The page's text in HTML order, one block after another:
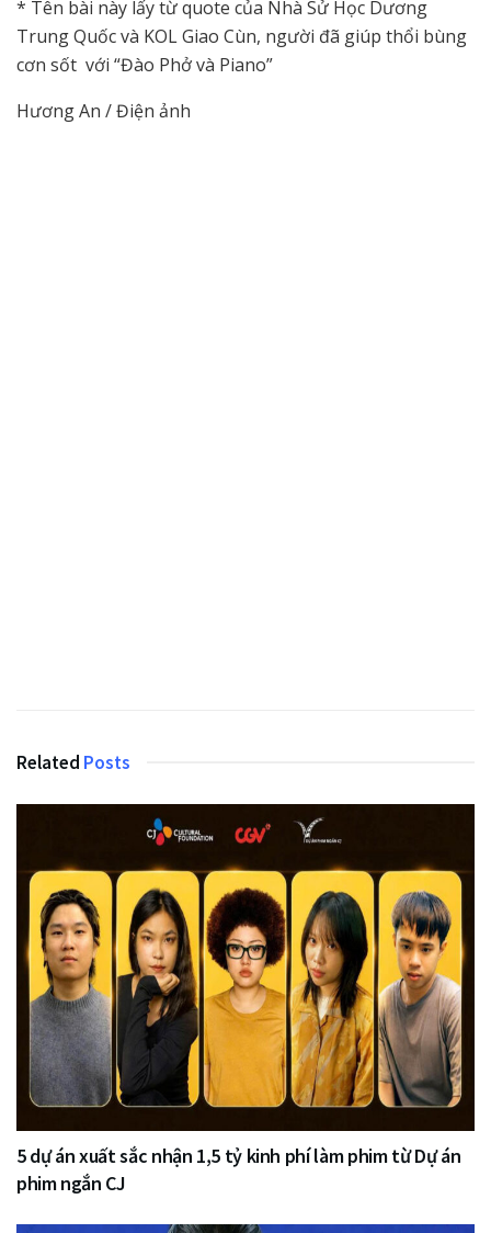
* Tên bài này lấy từ quote của Nhà Sử Học Dương
Trung Quốc và KOL Giao Cùn, người đã giúp thổi bùng
cơn sốt với “Đào Phở và Piano”
Hương An / Điện ảnh
Related Posts
5 dự án xuất sắc nhận 1,5 tỷ kinh phí làm phim từ Dự án
phim ngắn CJ